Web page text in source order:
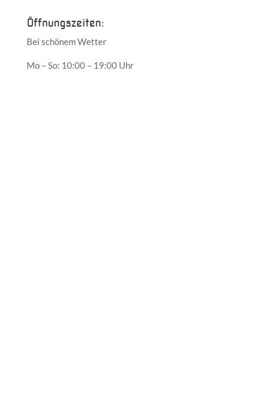
Öffnungszeiten:
Bei schönem Wetter
Mo – So: 10:00 – 19:00 Uhr